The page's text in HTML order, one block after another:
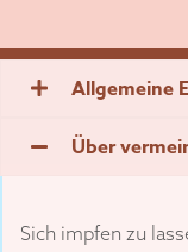
Allgemeine
Über
Sich impfen zu